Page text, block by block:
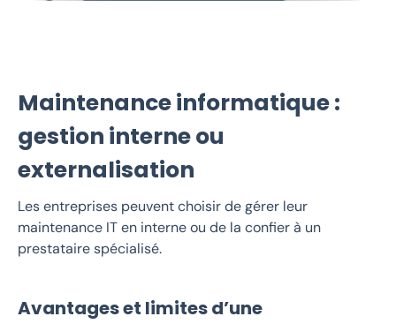
Maintenance informatique :
gestion interne ou
externalisation
Les entreprises peuvent choisir de gérer leur
maintenance IT en interne ou de la confier à un
prestataire spécialisé.
Avantages et limites d’une